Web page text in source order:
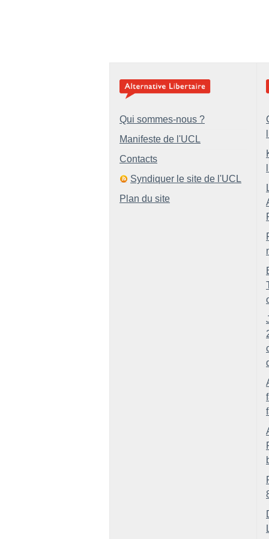
Qui sommes-nous ?
Manifeste de l'UCL
Contacts
Syndiquer le site de l'UCL
Plan du site